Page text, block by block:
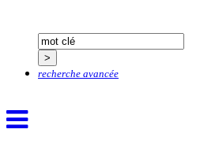
recherche avancée
Dectot de Christen Antoine
Dedet Christian
Degoul Franck
Delaunay Matthieu